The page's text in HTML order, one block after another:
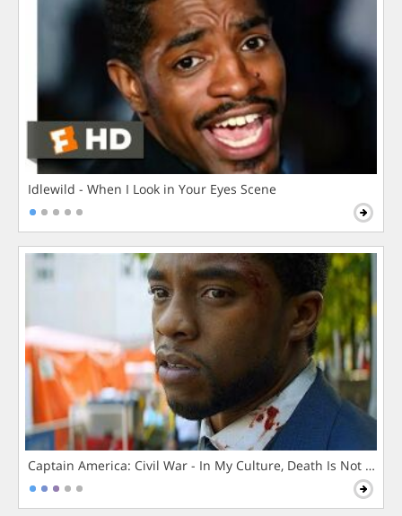
Idlewild - When I Look in Your Eyes Scene
Captain America: Civil War - In My Culture, Death Is Not The